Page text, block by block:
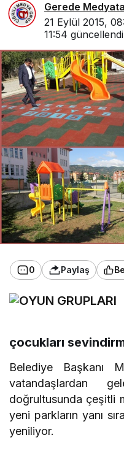
Gerede
21 Eylül 2015,
11:54 güncellendi
0 Paylaş
çocukları
Belediye Başkanı
vatandaşlardan
doğrultusunda çeşitli
yeni parkların yanı
yeniliyor.